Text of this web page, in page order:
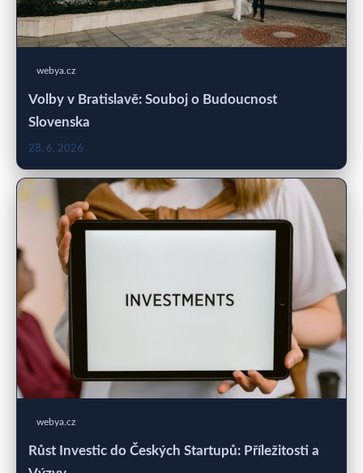
webya.cz
Volby v Bratislavě: Souboj o Budoucnost
Slovenska
28. 6. 2026
webya.cz
Růst Investic do Českých Startupů: Příležitosti a